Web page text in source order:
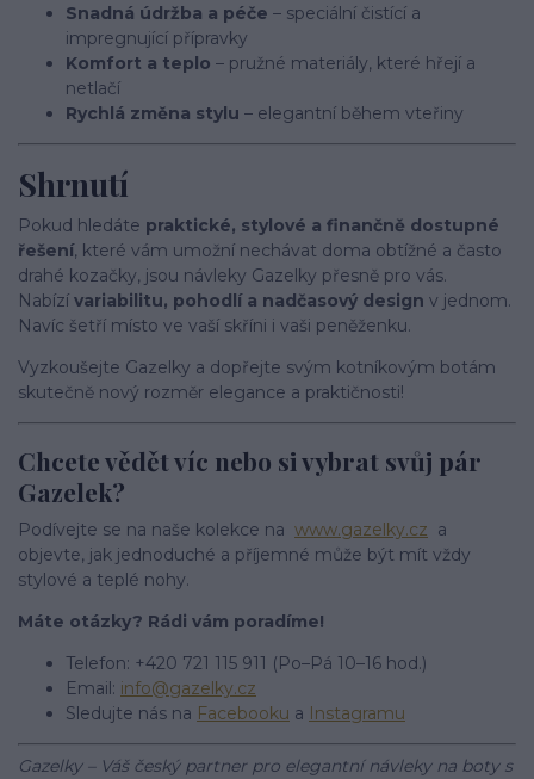
Snadná údržba a péče – speciální čistící a
impregnující přípravky
Komfort a teplo – pružné materiály, které hřejí a
netlačí
Rychlá změna stylu – elegantní během vteřiny
Shrnutí
Pokud hledáte praktické, stylové a finančně dostupné
řešení, které vám umožní nechávat doma obtížné a často
drahé kozačky, jsou návleky Gazelky přesně pro vás.
Nabízí variabilitu, pohodlí a nadčasový design v jednom.
Navíc šetří místo ve vaší skříni i vaši peněženku.
Vyzkoušejte Gazelky a dopřejte svým kotníkovým botám
skutečně nový rozměr elegance a praktičnosti!
Chcete vědět víc nebo si vybrat svůj pár
Gazelek?
Podívejte se na naše kolekce na www.gazelky.cz a
objevte, jak jednoduché a příjemné může být mít vždy
stylové a teplé nohy.
Máte otázky? Rádi vám poradíme!
Telefon: +420 721 115 911 (Po–Pá 10–16 hod.)
Email: info@gazelky.cz
Sledujte nás na Facebooku a Instagramu
Gazelky – Váš český partner pro elegantní návleky na boty s